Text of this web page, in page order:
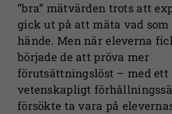
”bra” mätvärden trots att
gick ut på att mäta vad
hände. Men när eleverna
började de att pröva mer
förutsättningslöst – med ett
vetenskapligt
försökte ta vara på